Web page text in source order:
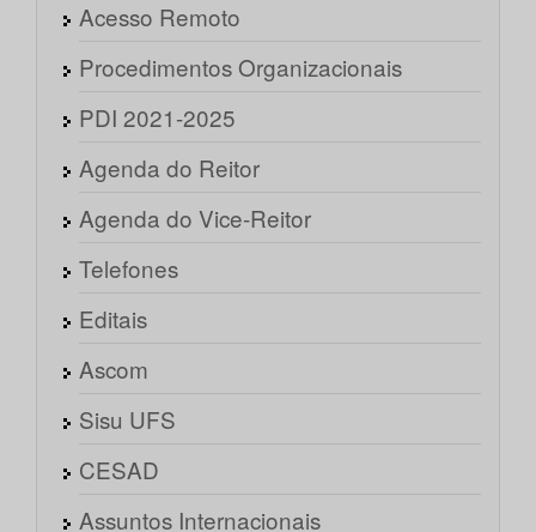
Acesso Remoto
Procedimentos Organizacionais
PDI 2021-2025
Agenda do Reitor
Agenda do Vice-Reitor
Telefones
Editais
Ascom
Sisu UFS
CESAD
Assuntos Internacionais